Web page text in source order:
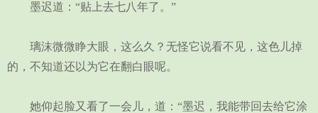
墨迟道：“贴上去七八年了。”
璃沫微微睁大眼，这么久？无怪它说看不见，这色儿掉
的，不知道还以为它在翻白眼呢。
她仰起脸又看了一会儿，道：“墨迟，我能带回去给它涂